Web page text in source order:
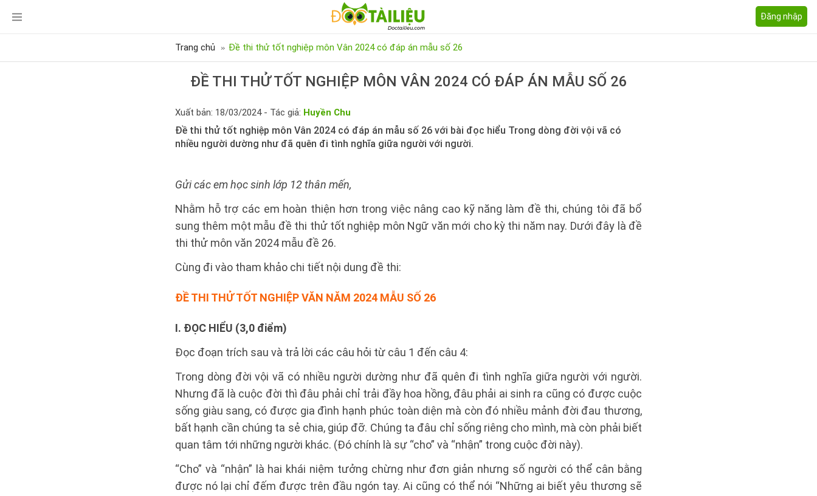
Đăng nhập
Trang chủ Đề thi thử tốt nghiệp môn Vân 2024 có đáp án mẫu số 26
ĐỀ THI THỬ TỐT NGHIỆP MÔN VÂN 2024 CÓ ĐÁP ÁN MẪU SỐ 26
Xuất bản: 18/03/2024 - Tác giả: Huyền Chu
Đề thi thử tốt nghiệp môn Vân 2024 có đáp án mẫu số 26 với bài đọc hiểu Trong dòng đời vội vã có
nhiều người dường như đã quên đi tình nghĩa giữa người với người.
Gửi các em học sinh lớp 12 thân mến,
Nhằm hỗ trợ các em hoàn thiện hơn trong việc nâng cao kỹ năng làm đề thi, chúng tôi đã bổ
sung thêm một mẫu đề thi thử tốt nghiệp môn Ngữ văn mới cho kỳ thi năm nay. Dưới đây là đề
thi thử môn văn 2024 mẫu đề 26.
Cùng đi vào tham khảo chi tiết nội dung đề thi:
ĐỀ THI THỬ TỐT NGHIỆP VĂN NĂM 2024 MẪU SỐ 26
I. ĐỌC HIỂU (3,0 điểm)
Đọc đoạn trích sau và trả lời các câu hỏi từ câu 1 đến câu 4:
Trong dòng đời vội vã có nhiều người dường như đã quên đi tình nghĩa giữa người với người.
Nhưng đã là cuộc đời thì đâu phải chỉ trải đầy hoa hồng, đâu phải ai sinh ra cũng có được cuộc
sống giàu sang, có được gia đình hạnh phúc toàn diện mà còn đó nhiều mảnh đời đau thương,
bất hạnh cần chúng ta sẻ chia, giúp đỡ. Chúng ta đâu chỉ sống riêng cho mình, mà còn phải biết
quan tâm tới những người khác. (Đó chính là sự “cho” và “nhận” trong cuộc đời này).
“Cho” và “nhận” là hai khái niệm tưởng chừng như đơn giản nhưng số người có thể cân bằng
được nó lại chỉ đếm được trên đầu ngón tay. Ai cũng có thể nói “Những ai biết yêu thương sẽ